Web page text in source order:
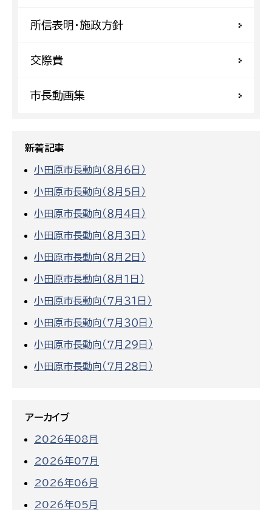
所信表明・施政方針
交際費
市長動画集
新着記事
小田原市長動向（８月６日）
小田原市長動向（８月５日）
小田原市長動向（８月４日）
小田原市長動向（８月３日）
小田原市長動向（８月２日）
小田原市長動向（８月１日）
小田原市長動向（７月３１日）
小田原市長動向（７月３０日）
小田原市長動向（７月２９日）
小田原市長動向（７月２８日）
アーカイブ
2026年08月
2026年07月
2026年06月
2026年05月